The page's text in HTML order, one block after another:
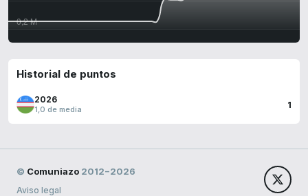
Historial de puntos
2026
1,0 de media 1
© Comuniazo 2012−2026
Aviso legal